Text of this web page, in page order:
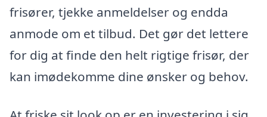
frisører, tjekke anmeldelser og endda
anmode om et tilbud. Det gør det lettere
for dig at finde den helt rigtige frisør, der
kan imødekomme dine ønsker og behov.